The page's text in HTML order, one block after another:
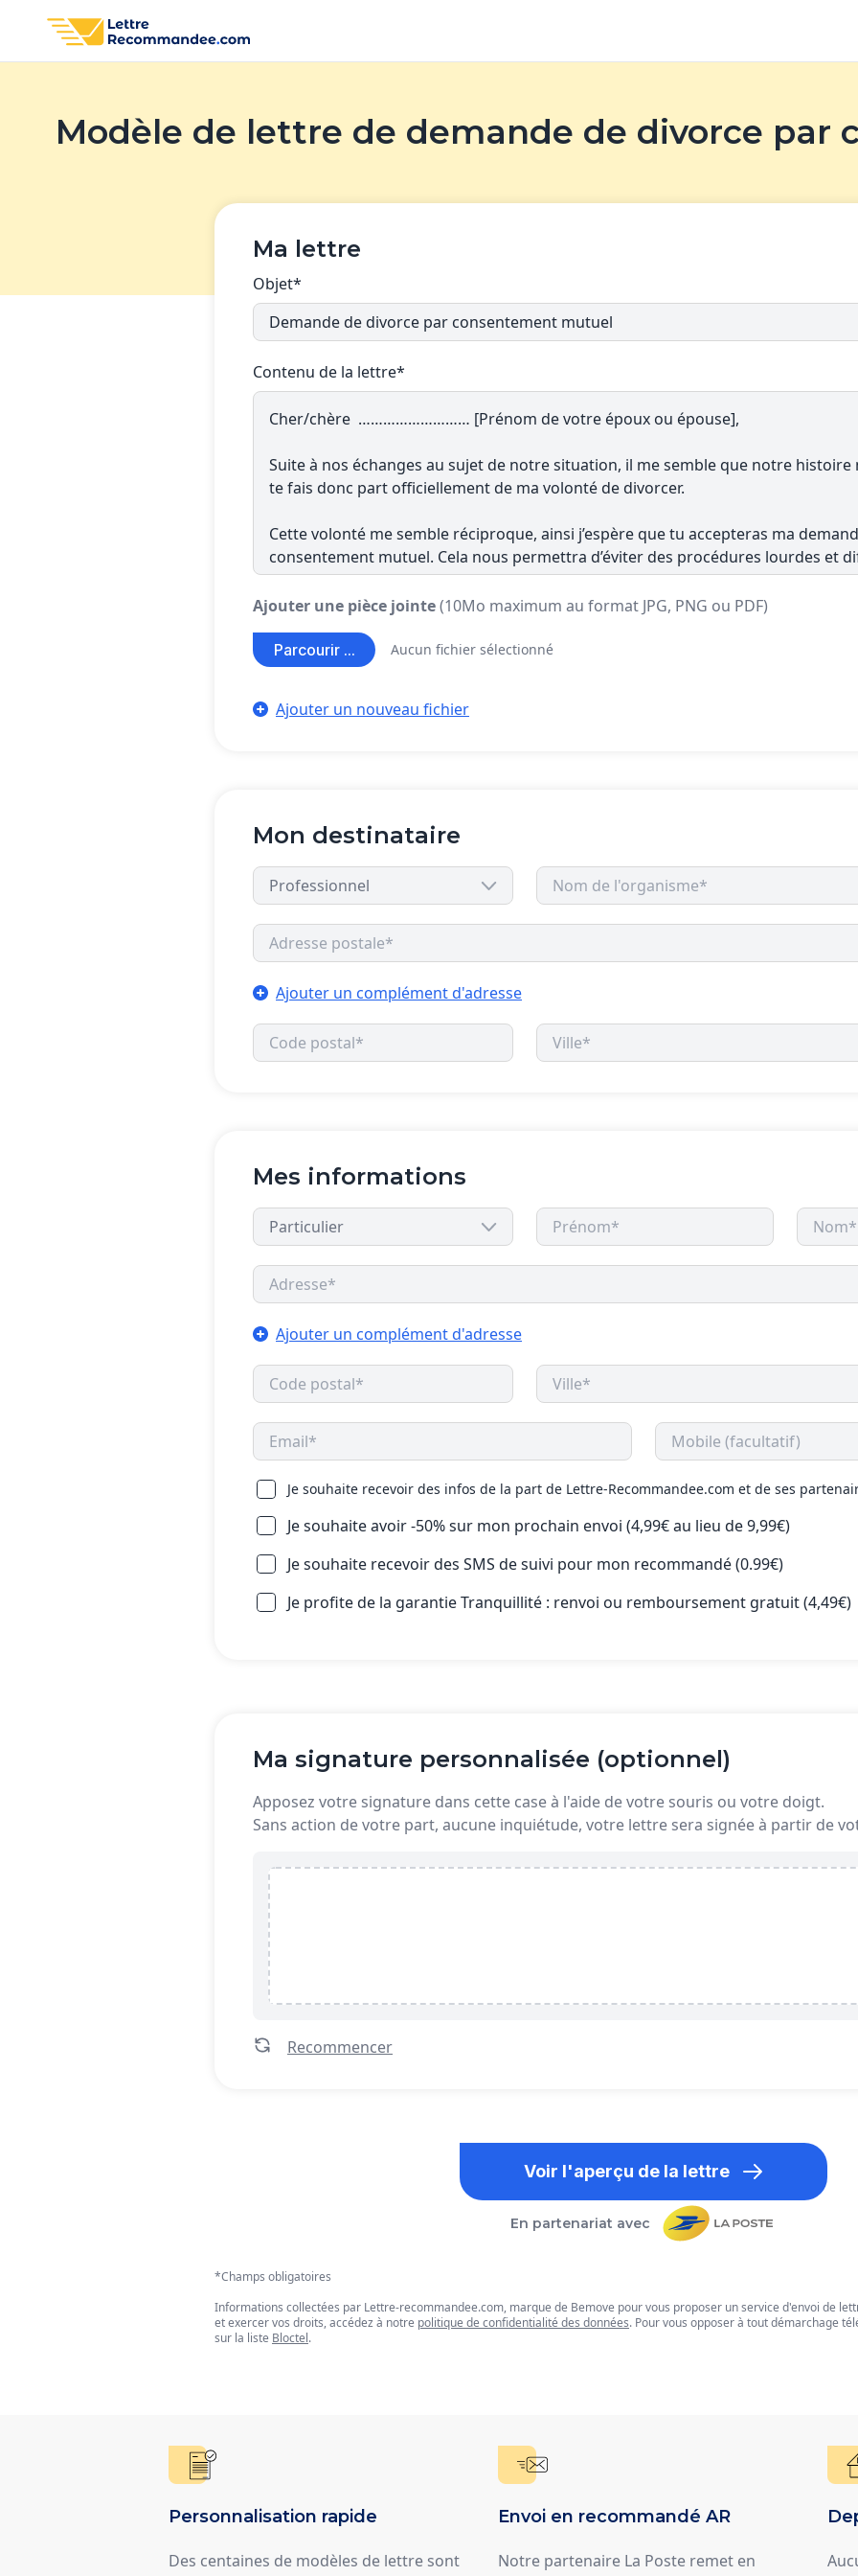
Modèle de lettre de demande de divorce par
Ma lettre
Objet*
Contenu de la lettre*
Ajouter une pièce jointe(10Mo maximum au format JPG, PNG ou PDF)
Parcourir ... Aucun fichier sélectionné
Ajouter un nouveau fichier
Mon destinataire
Ajouter un complément d'adresse
Mes informations
Ajouter un complément d'adresse
Je souhaite recevoir des infos de la part de Lettre-Recommandee.com et de ses
Je souhaite avoir -50% sur mon prochain envoi (4,99€ au lieu de 9,99€)
Je souhaite recevoir des SMS de suivi pour mon recommandé (0.99€)
Je profite de la garantie Tranquillité : renvoi ou remboursement gratuit (4,49€)
Ma signature personnalisée (optionnel)
Apposez votre signature dans cette case à l'aide de votre souris ou votre doigt.
Sans action de votre part, aucune inquiétude, votre lettre sera signée à partir de
Recommencer
Voir l'aperçu de la lettre
En partenariat avec
*Champs obligatoires
Informations collectées par Lettre-recommandee.com, marque de Bemove pour vous proposer un service d'envoi de
et exercer vos droits, accédez à notre politique de confidentialité des données. Pour vous opposer à tout démarchage
sur la liste Bloctel.
Personnalisation rapide
Des centaines de modèles de lettre sont
Envoi en recommandé AR
Notre partenaire La Poste remet en